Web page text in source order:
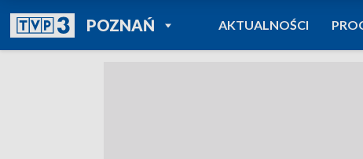
POZNAŃPOWRÓT DO
TVP REGIONY
AKTUALNOŚCI